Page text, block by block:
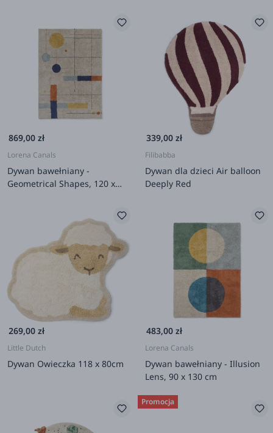
869,00 zł
Lorena Canals
Dywan bawełniany -
Geometrical Shapes, 120 x
339,00 zł
Filibabba
Dywan dla dzieci Air balloon
Deeply Red
269,00 zł
Little Dutch
Dywan Owieczka 118 x 80cm
483,00 zł
Lorena Canals
Dywan bawełniany - Illusion
Lens, 90 x 130 cm
Promocja